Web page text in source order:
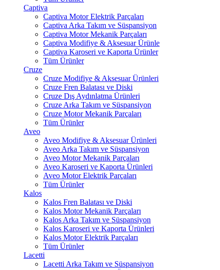
Captiva
Captiva Motor Elektrik Parçaları
Captiva Arka Takım ve Süspansiyon
Captiva Motor Mekanik Parçaları
Captiva Modifiye & Aksesuar Ürünle
Captiva Karoseri ve Kaporta Ürünler
Tüm Ürünler
Cruze
Cruze Modifiye & Aksesuar Ürünleri
Cruze Fren Balatası ve Diski
Cruze Dış Aydınlatma Ürünleri
Cruze Arka Takım ve Süspansiyon
Cruze Motor Mekanik Parçaları
Tüm Ürünler
Aveo
Aveo Modifiye & Aksesuar Ürünleri
Aveo Arka Takım ve Süspansiyon
Aveo Motor Mekanik Parçaları
Aveo Karoseri ve Kaporta Ürünleri
Aveo Motor Elektrik Parçaları
Tüm Ürünler
Kalos
Kalos Fren Balatası ve Diski
Kalos Motor Mekanik Parçaları
Kalos Arka Takım ve Süspansiyon
Kalos Karoseri ve Kaporta Ürünleri
Kalos Motor Elektrik Parçaları
Tüm Ürünler
Lacetti
Lacetti Arka Takım ve Süspansiyon